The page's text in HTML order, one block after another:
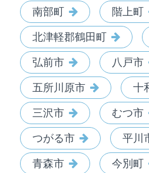
南部町 階上町
北津軽郡鶴田町
弘前市 八戸市
五所川原市 十
三沢市 むつ市
つがる市 平川
青森市 今別町